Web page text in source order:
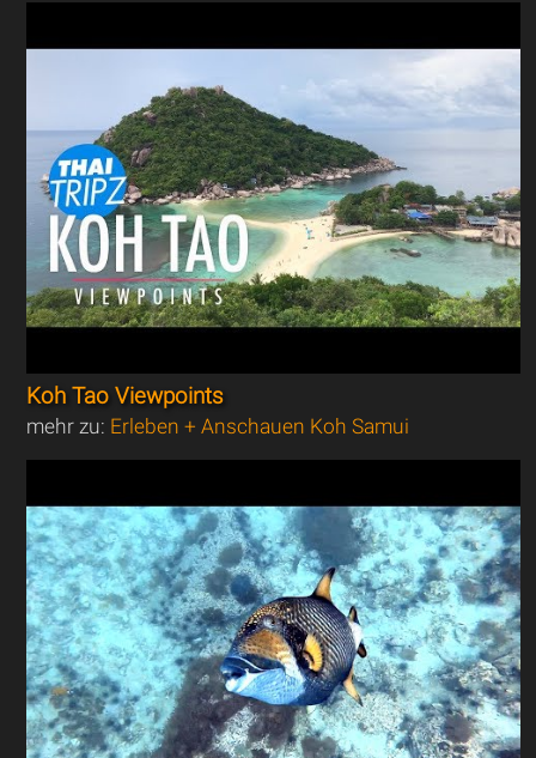
Koh Tao Viewpoints
mehr zu: Erleben + Anschauen Koh Samui